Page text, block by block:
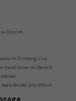
Drosten
im Einklang, Lisa
Kund:innen im Bereich
bedürfen der Schriftform.